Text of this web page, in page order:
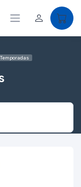
Temporadas